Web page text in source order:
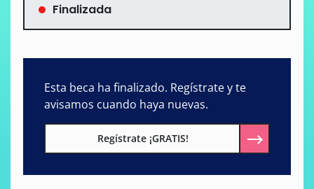
Finalizada
Esta beca ha finalizado. Regístrate y te
avisamos cuando haya nuevas.
Regístrate ¡GRATIS!